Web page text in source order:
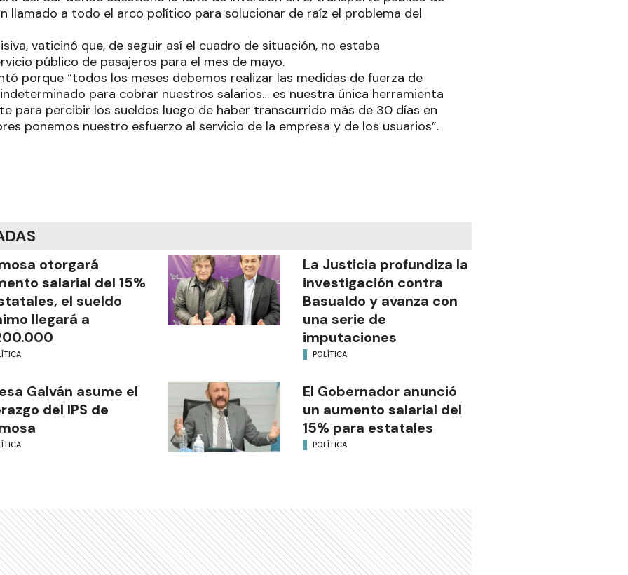
llamado a todo el arco político para solucionar de raíz el problema del
vaticinó que, de seguir así el cuadro de situación, no estaba
público de pasajeros para el mes de mayo.
porque “todos los meses debemos realizar las medidas de fuerza de
para cobrar nuestros salarios… es nuestra única herramienta
para percibir los sueldos luego de haber transcurrido más de 30 días en
ponemos nuestro esfuerzo al servicio de la empresa y de los usuarios”.
otorgará
salarial del 15%
el sueldo
llegará a
La Justicia profundiza la
investigación contra
Basualdo y avanza con
una serie de
imputaciones
POLÍTICA
Galván asume el
del IPS de
El Gobernador anunció
un aumento salarial del
15% para estatales
POLÍTICA